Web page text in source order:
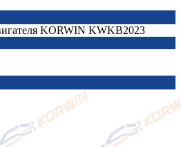
KORWIN KWKB2023